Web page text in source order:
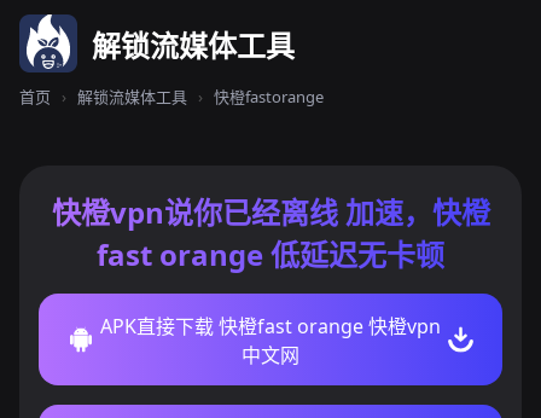
解锁流媒体工具
首页 › 解锁流媒体工具 › 快橙fastorange
快橙vpn说你已经离线 加速，快橙
fast orange 低延迟无卡顿
APK直接下载 快橙fast orange 快橙vpn
中文网